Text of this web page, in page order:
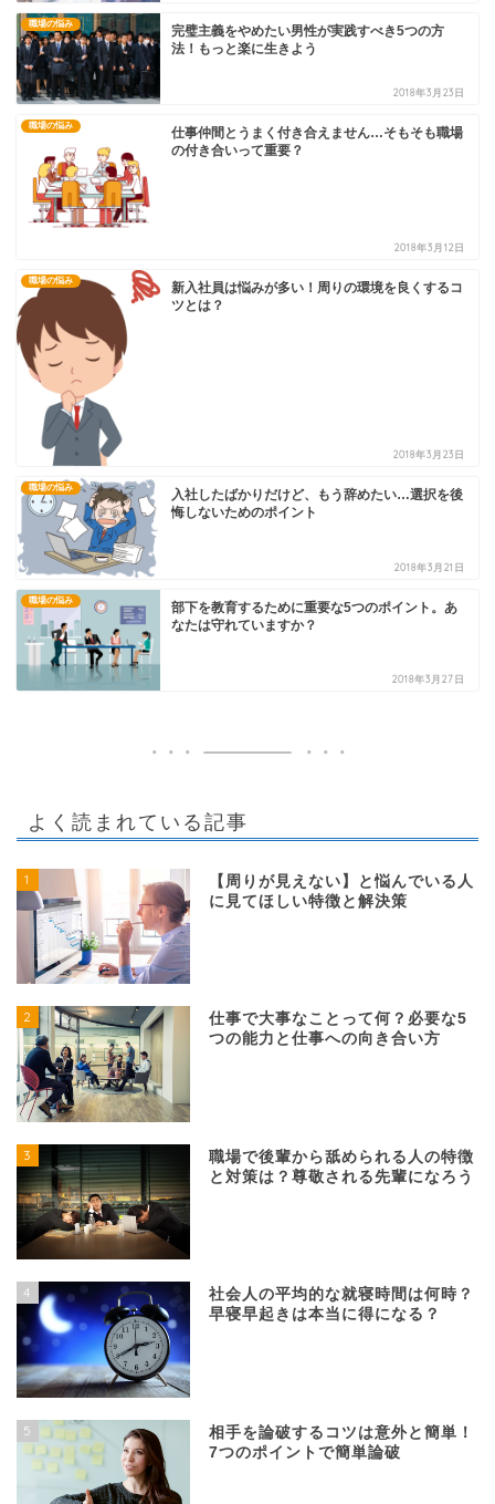
職場の悩み
完璧主義をやめたい男性が実践すべき5つの方
法！もっと楽に生きよう
2018年3月23日
職場の悩み
仕事仲間とうまく付き合えません…そもそも職場
の付き合いって重要？
2018年3月12日
職場の悩み
新入社員は悩みが多い！周りの環境を良くするコ
ツとは？
2018年3月23日
職場の悩み
入社したばかりだけど、もう辞めたい…選択を後
悔しないためのポイント
2018年3月21日
職場の悩み
部下を教育するために重要な5つのポイント。あ
なたは守れていますか？
2018年3月27日
よく読まれている記事
1
【周りが見えない】と悩んでいる人
に見てほしい特徴と解決策
2
仕事で大事なことって何？必要な5
つの能力と仕事への向き合い方
3
職場で後輩から舐められる人の特徴
と対策は？尊敬される先輩になろう
4
社会人の平均的な就寝時間は何時？
早寝早起きは本当に得になる？
5
相手を論破するコツは意外と簡単！
7つのポイントで簡単論破